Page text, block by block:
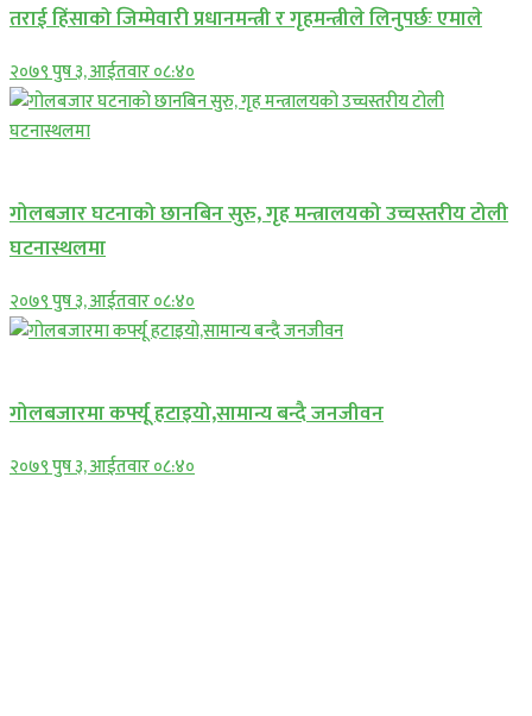
तराई हिंसाको जिम्मेवारी प्रधानमन्त्री र गृहमन्त्रीले लिनुपर्छः एमाले
२०७९ पुष ३, आईतवार ०८:४०
गोलबजार घटनाको छानबिन सुरु, गृह मन्त्रालयको उच्चस्तरीय टोली
घटनास्थलमा
२०७९ पुष ३, आईतवार ०८:४०
गोलबजारमा कर्फ्यू हटाइयो,सामान्य बन्दै जनजीवन
२०७९ पुष ३, आईतवार ०८:४०